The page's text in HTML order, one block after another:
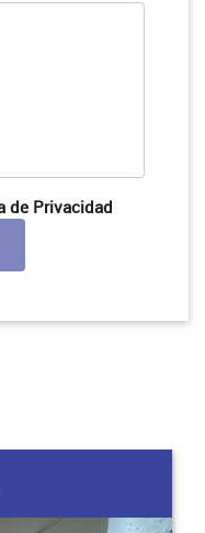
de Privacidad